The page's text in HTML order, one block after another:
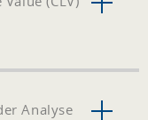
Analyse